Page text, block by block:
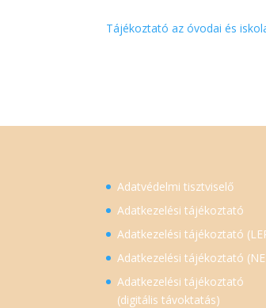
Tájékoztató az óvodai és
Adatvédelmi tisztviselő
Adatkezelési tájékoztató
Adatkezelési tájékoztató
Adatkezelési tájékoztató
Adatkezelési tájékoztató
(digitális távoktatás)